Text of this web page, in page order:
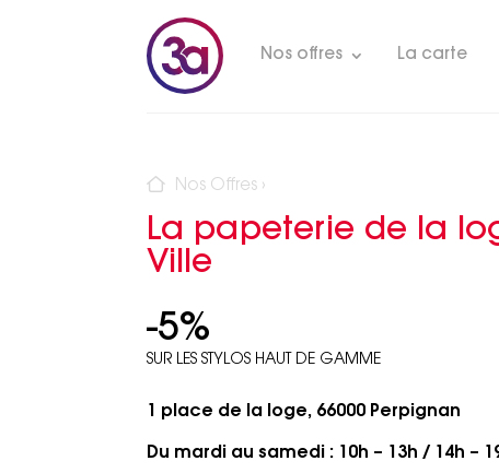
Nos offres La carte
Nos Offres ›
La papeterie de la
Ville
-5%
SUR LES STYLOS HAUT DE GAMME
1 place de la loge, 66000 Perpignan
Du mardi au samedi : 10h – 13h / 14h –